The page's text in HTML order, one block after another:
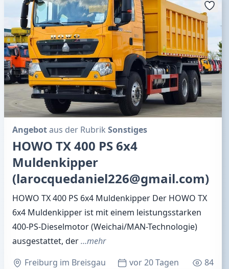
Angebotaus der Rubrik Sonstiges
HOWO TX 400 PS 6x4
Muldenkipper
(larocquedaniel226@gmail.com)
HOWO TX 400 PS 6x4 Muldenkipper Der HOWO TX
6x4 Muldenkipper ist mit einem leistungsstarken
400-PS-Dieselmotor (Weichai/MAN-Technologie)
ausgestattet, der…mehr
Freiburg im Breisgau
vor 20 Tagen 84